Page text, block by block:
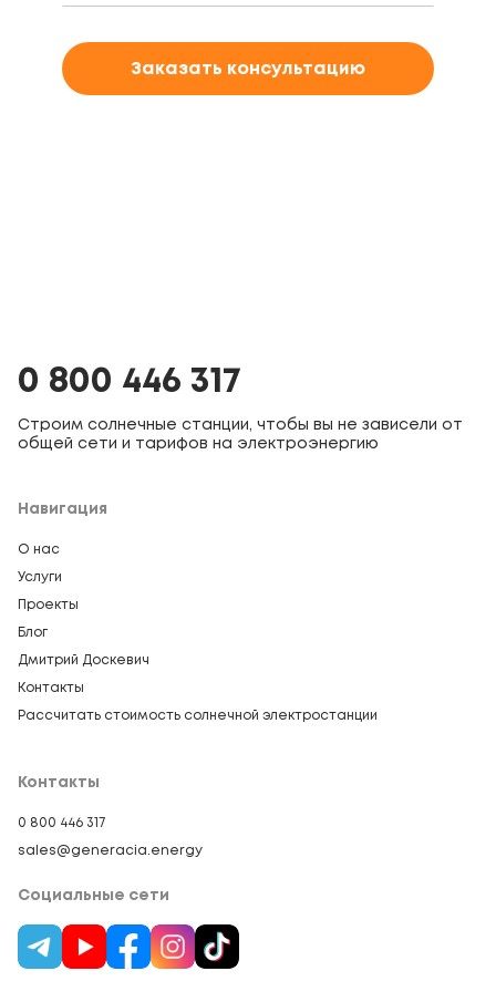
Заказать консультацию
0 800 446 317
Строим солнечные станции, чтобы вы не зависели от
общей сети и тарифов на электроэнергию
Навигация
О нас
Услуги
Проекты
Блог
Дмитрий Доскевич
Контакты
Рассчитать стоимость солнечной электростанции
Контакты
0 800 446 317
sales@generacia.energy
Социальные сети